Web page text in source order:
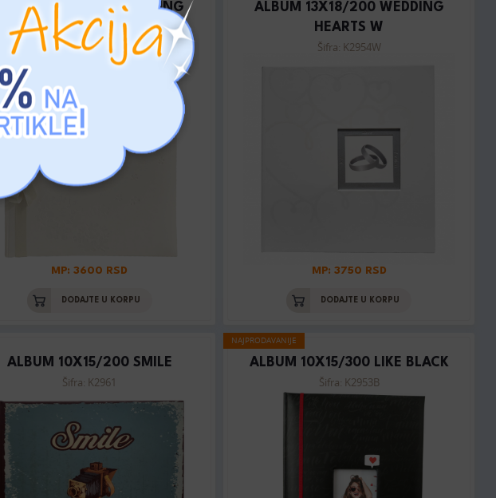
ALBUM 13X18/200 WEDDING
BOX
Šifra: K2928_2
MP: 3600 RSD
DODAJTE U KORPU
ALBUM 13X18/200 WEDDING
HEARTS W
Šifra: K2954W
MP: 3750 RSD
DODAJTE U KORPU
ALBUM 10X15/200 SMILE
Šifra: K2961
NAJPRODAVANIJE
ALBUM 10X15/300 LIKE BLACK
Šifra: K2953B